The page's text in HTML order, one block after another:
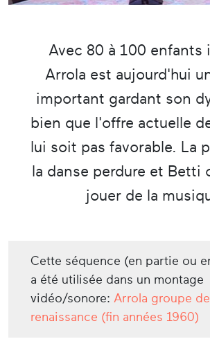
Avec 80 à 100 enfants
Arrola est aujourd'hui
important gardant son
bien que l'offre actuelle
lui soit pas favorable. La
la danse perdure et Betti
jouer de la
Cette séquence (en partie ou
a été utilisée dans un montage
vidéo/sonore: Arrola groupe
renaissance (fin années 1960)